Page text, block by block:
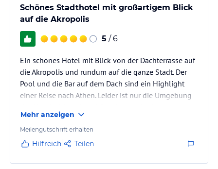
Schönes Stadthotel mit großartigem Blick
auf die Akropolis
5 / 6
Ein schönes Hotel mit Blick von der Dachterrasse auf
die Akropolis und rundum auf die ganze Stadt. Der
Pool und die Bar auf dem Dach sind ein Highlight
einer Reise nach Athen. Leider ist nur die Umgebung
Mehr anzeigen
Meilengutschrift erhalten
Hilfreich Teilen